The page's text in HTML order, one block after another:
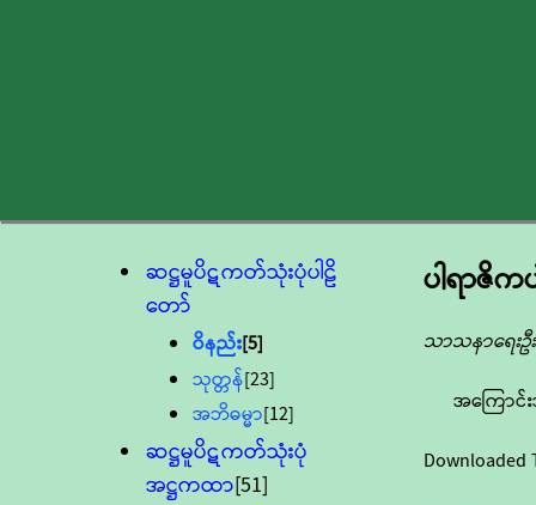
ဆဋ္ဌမူပိဋကတ်သုံးပုံပါဠိ
တော်
ဝိနည်း[5]
သုတ္တန်[23]
အဘိဓမ္မာ[12]
ဆဋ္ဌမူပိဋကတ်သုံးပုံ
အဋ္ဌကထာ[51]
ပါရာဇိက
သာသနာရေးဦ
အကြောင်
Downloaded